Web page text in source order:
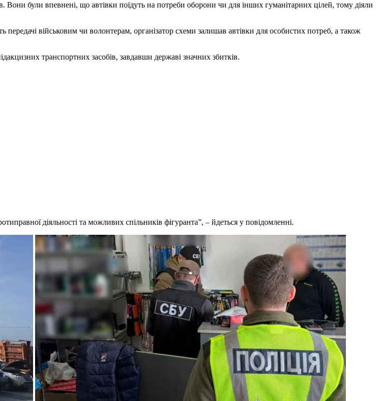
були впевнені, що автівки поїдуть на потреби оборони чи для інших гуманітарних цілей, тому діяли
військовим чи волонтерам, організатор схеми залишав автівки для особистих потреб, а також
транспортних засобів, завдавши державі значних збитків.
діяльності та можливих спільників фігуранта”, – йдеться у повідомленні.